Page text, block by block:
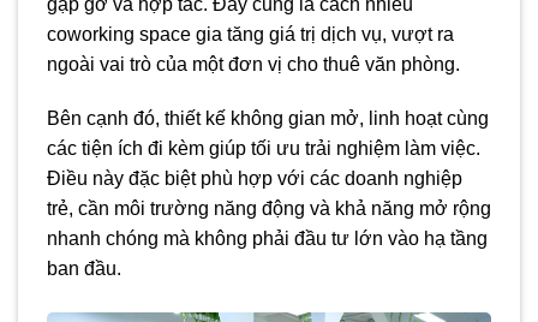
coworking space gia tăng giá trị dịch vụ, vượt ra
ngoài vai trò của một đơn vị cho thuê văn phòng.
Bên cạnh đó, thiết kế không gian mở, linh hoạt cùng
các tiện ích đi kèm giúp tối ưu trải nghiệm làm việc.
Điều này đặc biệt phù hợp với các doanh nghiệp
trẻ, cần môi trường năng động và khả năng mở rộng
nhanh chóng mà không phải đầu tư lớn vào hạ tầng
ban đầu.